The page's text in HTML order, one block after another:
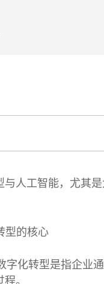
与人工智能，尤其
型的核心
字化转型是指企业
。